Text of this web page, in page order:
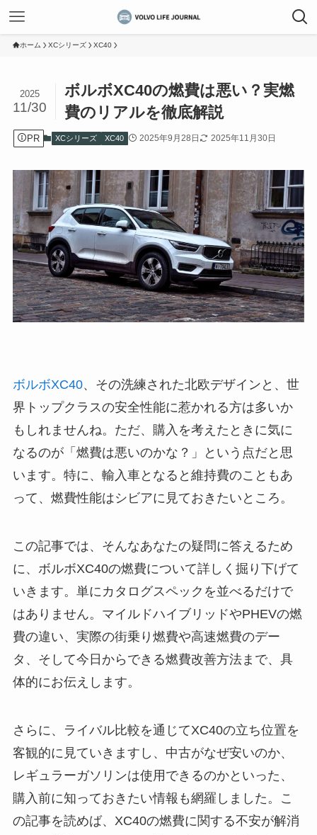
ホーム XCシリーズ XC40
ボルボXC40の燃費は悪い？実燃
費のリアルを徹底解説
2025
11/30
PR XCシリーズ XC40 2025年9月28日 2025年11月30日
ボルボXC40、その洗練された北欧デザインと、世
界トップクラスの安全性能に惹かれる方は多いか
もしれませんね。ただ、購入を考えたときに気に
なるのが「燃費は悪いのかな？」という点だと思
います。特に、輸入車となると維持費のこともあ
って、燃費性能はシビアに見ておきたいところ。
この記事では、そんなあなたの疑問に答えるため
に、ボルボXC40の燃費について詳しく掘り下げて
いきます。単にカタログスペックを並べるだけで
はありません。マイルドハイブリッドやPHEVの燃
費の違い、実際の街乗り燃費や高速燃費のデー
タ、そして今日からできる燃費改善方法まで、具
体的にお伝えします。
さらに、ライバル比較を通じてXC40の立ち位置を
客観的に見ていきますし、中古がなぜ安いのか、
レギュラーガソリンは使用できるのかといった、
購入前に知っておきたい情報も網羅しました。こ
の記事を読めば、XC40の燃費に関する不安が解消